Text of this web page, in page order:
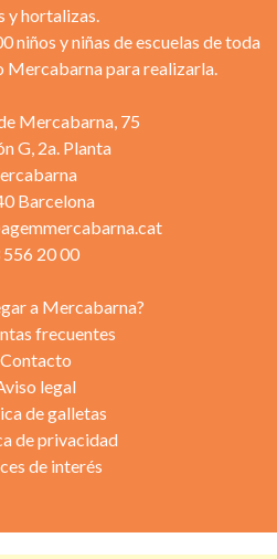
y hortalizas.
niños y niñas de escuelas de toda
Mercabarna para realizarla.
Mercabarna, 75
G, 2a. Planta
Barcelona
556 20 00
a Mercabarna?
frecuentes
Contacto
legal
de galletas
de privacidad
de interés